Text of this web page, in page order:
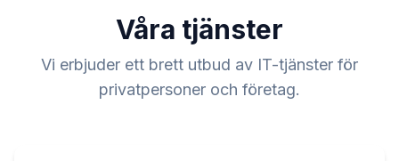
Våra tjänster
Vi erbjuder ett brett utbud av IT-tjänster för
privatpersoner och företag.